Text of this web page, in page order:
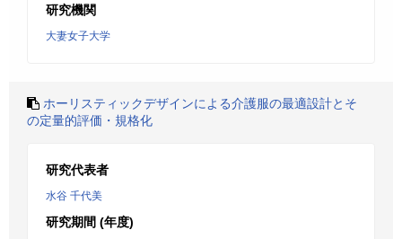
研究機関
大妻女子大学
ホーリスティックデザインによる介護服の最適設計とそ
の定量的評価・規格化
研究代表者
水谷 千代美
研究期間 (年度)